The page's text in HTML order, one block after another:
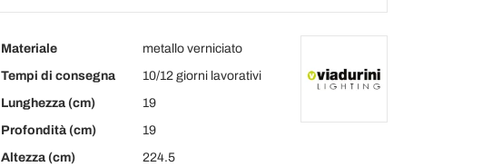
Materiale
metallo verniciato
Tempi di consegna
10/12 giorni lavorativi
Lunghezza (cm)
19
Profondità (cm)
19
Altezza (cm)
224.5